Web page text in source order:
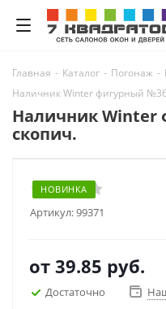
Главная - Каталог - Погонаж -
Наличник Winter фигурный
Наличник Winter
скопич.
НОВИНКА
Артикул:99371
от 39.85 руб.
Достаточно